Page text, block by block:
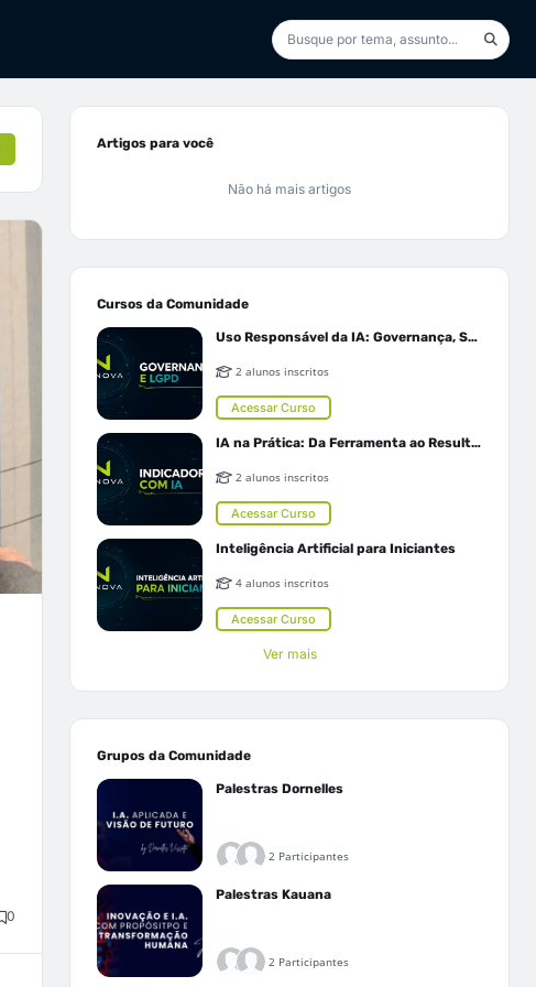
0
Artigos para você
Não há mais artigos
Cursos da Comunidade
Uso Responsável da IA: Governança, Segurança e LGPD
2 alunos inscritos
Acessar Curso
IA na Prática: Da Ferramenta ao Resultado
2 alunos inscritos
Acessar Curso
Inteligência Artificial para Iniciantes
4 alunos inscritos
Acessar Curso
Ver mais
Grupos da Comunidade
Palestras Dornelles
2 Participantes
Palestras Kauana
2 Participantes